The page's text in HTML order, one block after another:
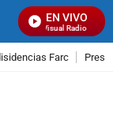
EN VIVO
Señal Visual Radio
Farc